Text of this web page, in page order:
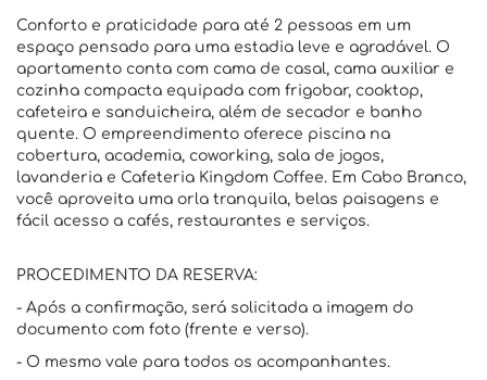
Conforto e praticidade para até 2 pessoas em um
espaço pensado para uma estadia leve e agradável. O
apartamento conta com cama de casal, cama auxiliar e
cozinha compacta equipada com frigobar, cooktop,
cafeteira e sanduicheira, além de secador e banho
quente. O empreendimento oferece piscina na
cobertura, academia, coworking, sala de jogos,
lavanderia e Cafeteria Kingdom Coffee. Em Cabo Branco,
você aproveita uma orla tranquila, belas paisagens e
fácil acesso a cafés, restaurantes e serviços.
PROCEDIMENTO DA RESERVA:
- Após a confirmação, será solicitada a imagem do
documento com foto (frente e verso).
- O mesmo vale para todos os acompanhantes.